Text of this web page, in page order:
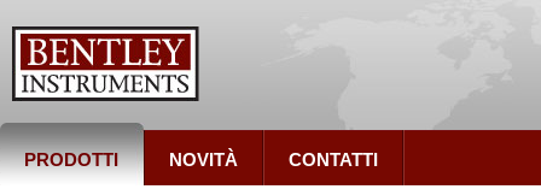
PRODOTTI NOVITÀ CONTATTI